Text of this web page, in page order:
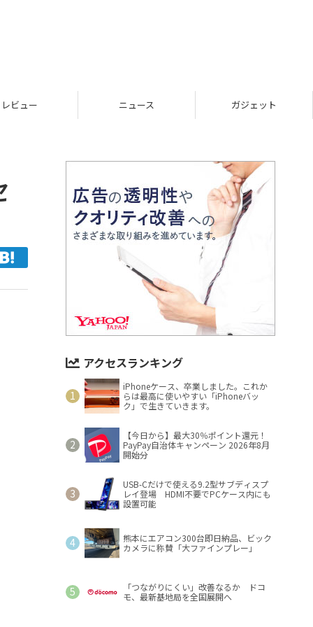
レビュー ニュース ガジェット
アクセスランキング
iPhoneケース、卒業しました。これか
らは最高に使いやすい「iPhoneバッ
ク」で生きていきます。
【今日から】最大30％ポイント還元！
PayPay自治体キャンペーン 2026年8月
開始分
USB-Cだけで使える9.2型サブディスプ
レイ登場 HDMI不要でPCケース内にも
設置可能
熊本にエアコン300台即日納品、ビック
カメラに称賛「大ファインプレー」
「つながりにくい」改善なるか ドコ
モ、最新基地局を全国展開へ